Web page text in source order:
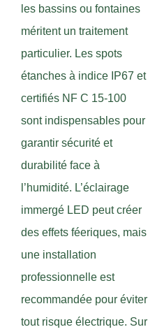
les bassins ou fontaines
méritent un traitement
particulier. Les spots
étanches à indice IP67 et
certifiés NF C 15-100
sont indispensables pour
garantir sécurité et
durabilité face à
l’humidité. L’éclairage
immergé LED peut créer
des effets féeriques, mais
une installation
professionnelle est
recommandée pour éviter
tout risque électrique. Sur